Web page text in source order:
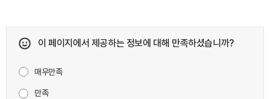
이 페이지에서 제공하는 정보에 대해 만족하셨습니까?
매우만족
만족